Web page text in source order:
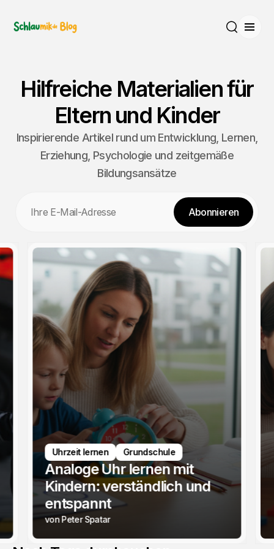
Hilfreiche Materialien für
Eltern und Kinder
Inspirierende Artikel rund um Entwicklung, Lernen,
Erziehung, Psychologie und zeitgemäße
Bildungsansätze
Abonnieren
Uhrzeit lernen Grundschule
Analoge Uhr lernen mit
Kindern: verständlich und
entspannt
von Peter Spatar